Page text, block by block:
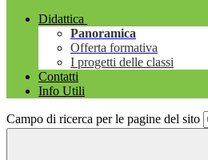
Didattica
Panoramica
Offerta formativa
I progetti delle classi
Contatti
Info Utili
Campo di ricerca per le pagine del sito